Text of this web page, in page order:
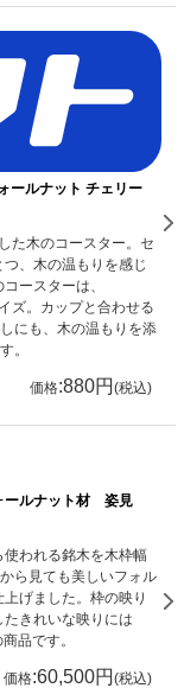
ールナット チェリー
た木のコースター。セ
、木の温もりを感じ
ースターは、
ズ。カップと合わせる
にも、木の温もりを添
。
価格:880円 (税込)
ルナット材 姿見
われる銘木を木枠幅
ら見ても美しいフォル
げました。枠の映り
きれいな映りには
品です。
価格:60,500円 (税込)